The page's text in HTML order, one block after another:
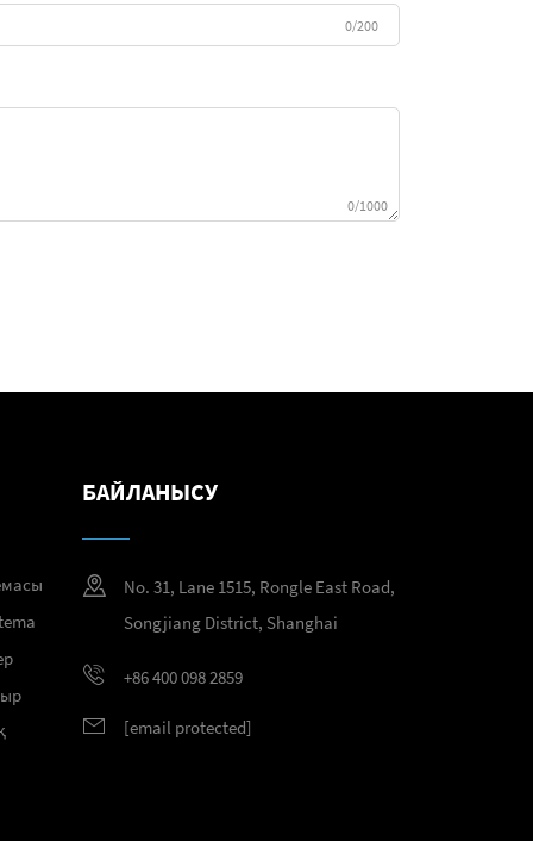
0/200
0/1000
БАЙЛАНЫСУ
No. 31, Lane 1515, Rongle East Road,
Songjiang District, Shanghai
+86 400 098 2859
[email protected]